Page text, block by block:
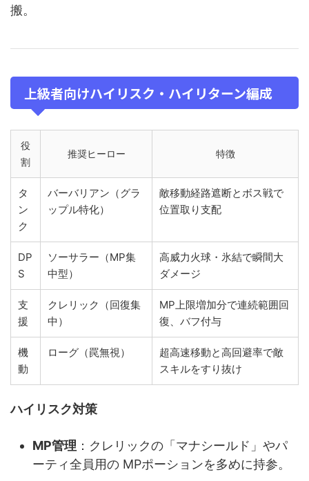
搬。
上級者向けハイリスク・ハイリターン編成
役
割
推奨ヒーロー 特徴
タ
ン
ク
バーバリアン（グラ
ップル特化）
敵移動経路遮断とボス戦で
位置取り支配
DP
S
ソーサラー（MP集
中型）
高威力火球・氷結で瞬間大
ダメージ
支
援
クレリック（回復集
中）
MP上限増加分で連続範囲回
復、バフ付与
機
動
ローグ（罠無視）
超高速移動と高回避率で敵
スキルをすり抜け
ハイリスク対策
MP管理 ：クレリックの「マナシールド」やパ
ーティ全員用の MPポーションを多めに持参。